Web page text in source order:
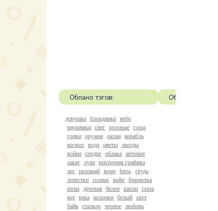
девушка блондинка небо
наушники снег розовые горы
гонки оружие океан корабль
космос вода цветы звезды
война сердце облака автомат
закат луна векторная графика
лес розовый море bmw грудь
лепестки солнце кофе брюнетка
розы деревья белое капли глаза
кот река колонки белый свет
байк сталкер черное любовь